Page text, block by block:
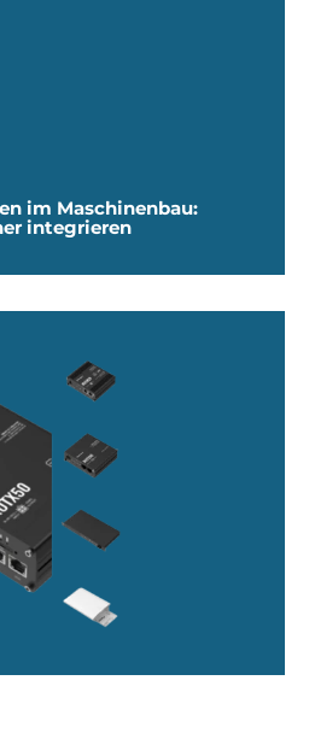
im Maschinenbau:
integrieren